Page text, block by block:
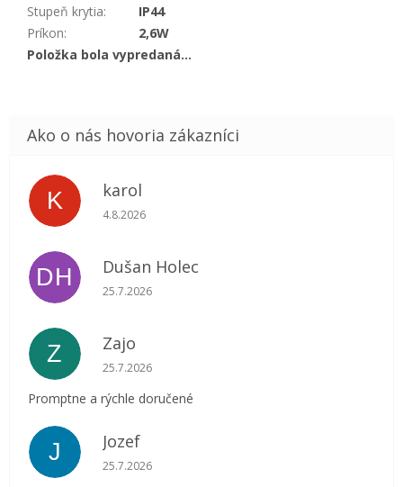
Stupeň krytia:
IP44
Príkon:
2,6W
Položka bola vypredaná…
K karol
Hodnotenie obchodu je 5 z 5 hviezdičiek.
4.8.2026
DH Dušan Holec
Hodnotenie obchodu je 5 z 5 hviezdičiek.
25.7.2026
Z Zajo
Hodnotenie obchodu je 5 z 5 hviezdičiek.
25.7.2026
Promptne a rýchle doručené
J Jozef
Hodnotenie obchodu je 5 z 5 hviezdičiek.
25.7.2026